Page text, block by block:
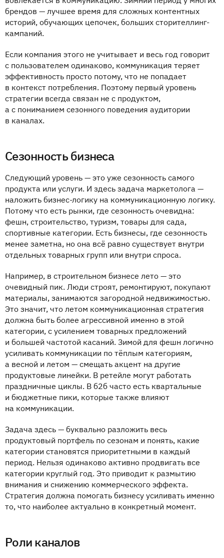
брендов — лучшее время для сложных контентных
историй, обучающих цепочек, больших сторителлинг-
кампаний.
Если компания этого не учитывает и весь год говорит
с пользователем одинаково, коммуникация теряет
эффективность просто потому, что не попадает
в контекст потребления. Поэтому первый уровень
стратегии всегда связан не с продуктом,
а с пониманием сезонного поведения аудитории
в каналах.
Сезонность бизнеса
Следующий уровень — это уже сезонность самого
продукта или услуги. И здесь задача маркетолога —
наложить бизнес-логику на коммуникационную логику.
Потому что есть рынки, где сезонность очевидна:
фешн, строительство, туризм, товары для сада,
спортивные категории. Есть бизнесы, где сезонность
менее заметна, но она всё равно существует внутри
отдельных товарных групп или внутри спроса.
Например, в строительном бизнесе лето — это
очевидный пик. Люди строят, ремонтируют, покупают
материалы, занимаются загородной недвижимостью.
Это значит, что летом коммуникационная стратегия
должна быть более агрессивной именно в этой
категории, с усилением товарных предложений
и большей частотой касаний. Зимой для фешн логично
усиливать коммуникации по тёплым категориям,
а весной и летом — смещать акцент на другие
продуктовые линейки. В ретейле могут работать
праздничные циклы. В б2б часто есть квартальные
и бюджетные пики, которые также влияют
на коммуникации.
Задача здесь — буквально разложить весь
продуктовый портфель по сезонам и понять, какие
категории становятся приоритетными в каждый
период. Нельзя одинаково активно продвигать все
категории круглый год. Это приводит к размытию
внимания и снижению коммерческого эффекта.
Стратегия должна помогать бизнесу усиливать именно
то, что наиболее актуально в конкретный момент.
Роли каналов